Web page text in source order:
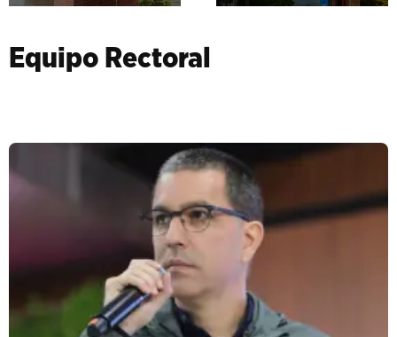
Equipo Rectoral